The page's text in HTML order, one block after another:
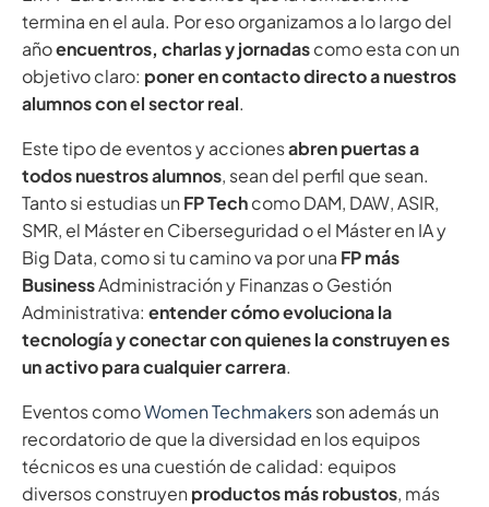
termina en el aula. Por eso organizamos a lo largo del
añoencuentros, charlas y jornadascomo esta con un
objetivo claro: poner en contacto directo a nuestros
alumnos con el sector real.
Este tipo de eventos y accionesabren puertas a
todos nuestros alumnos, sean del perfil que sean.
Tanto si estudias un FP Techcomo DAM, DAW, ASIR,
SMR, el Máster en Ciberseguridad o el Máster en IA y
Big Data, como si tu camino va por una FP más
BusinessAdministración y Finanzas o Gestión
Administrativa: entender cómo evoluciona la
tecnología y conectar con quienes la construyen es
un activo para cualquier carrera.
Eventos comoWomen Techmakersson además un
recordatorio de que la diversidad en los equipos
técnicos es una cuestión de calidad: equipos
diversos construyen productos más robustos, más